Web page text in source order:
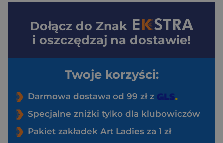
Dołącz do Znak
i oszczędzaj na dostawie!
Twoje korzyści:
Darmowa dostawa od 99 zł z
Specjalne zniżki tylko dla klubowiczów
Pakiet zakładek Art Ladies za 1 zł